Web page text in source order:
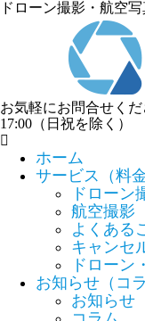
ドローン撮影・航空
お気軽にお問合せくだ
17:00（日祝を除く）
ホーム
サービス（料金
ドローン
航空撮影
よくある
キャンセ
ドローン
お知らせ（コラ
お知らせ